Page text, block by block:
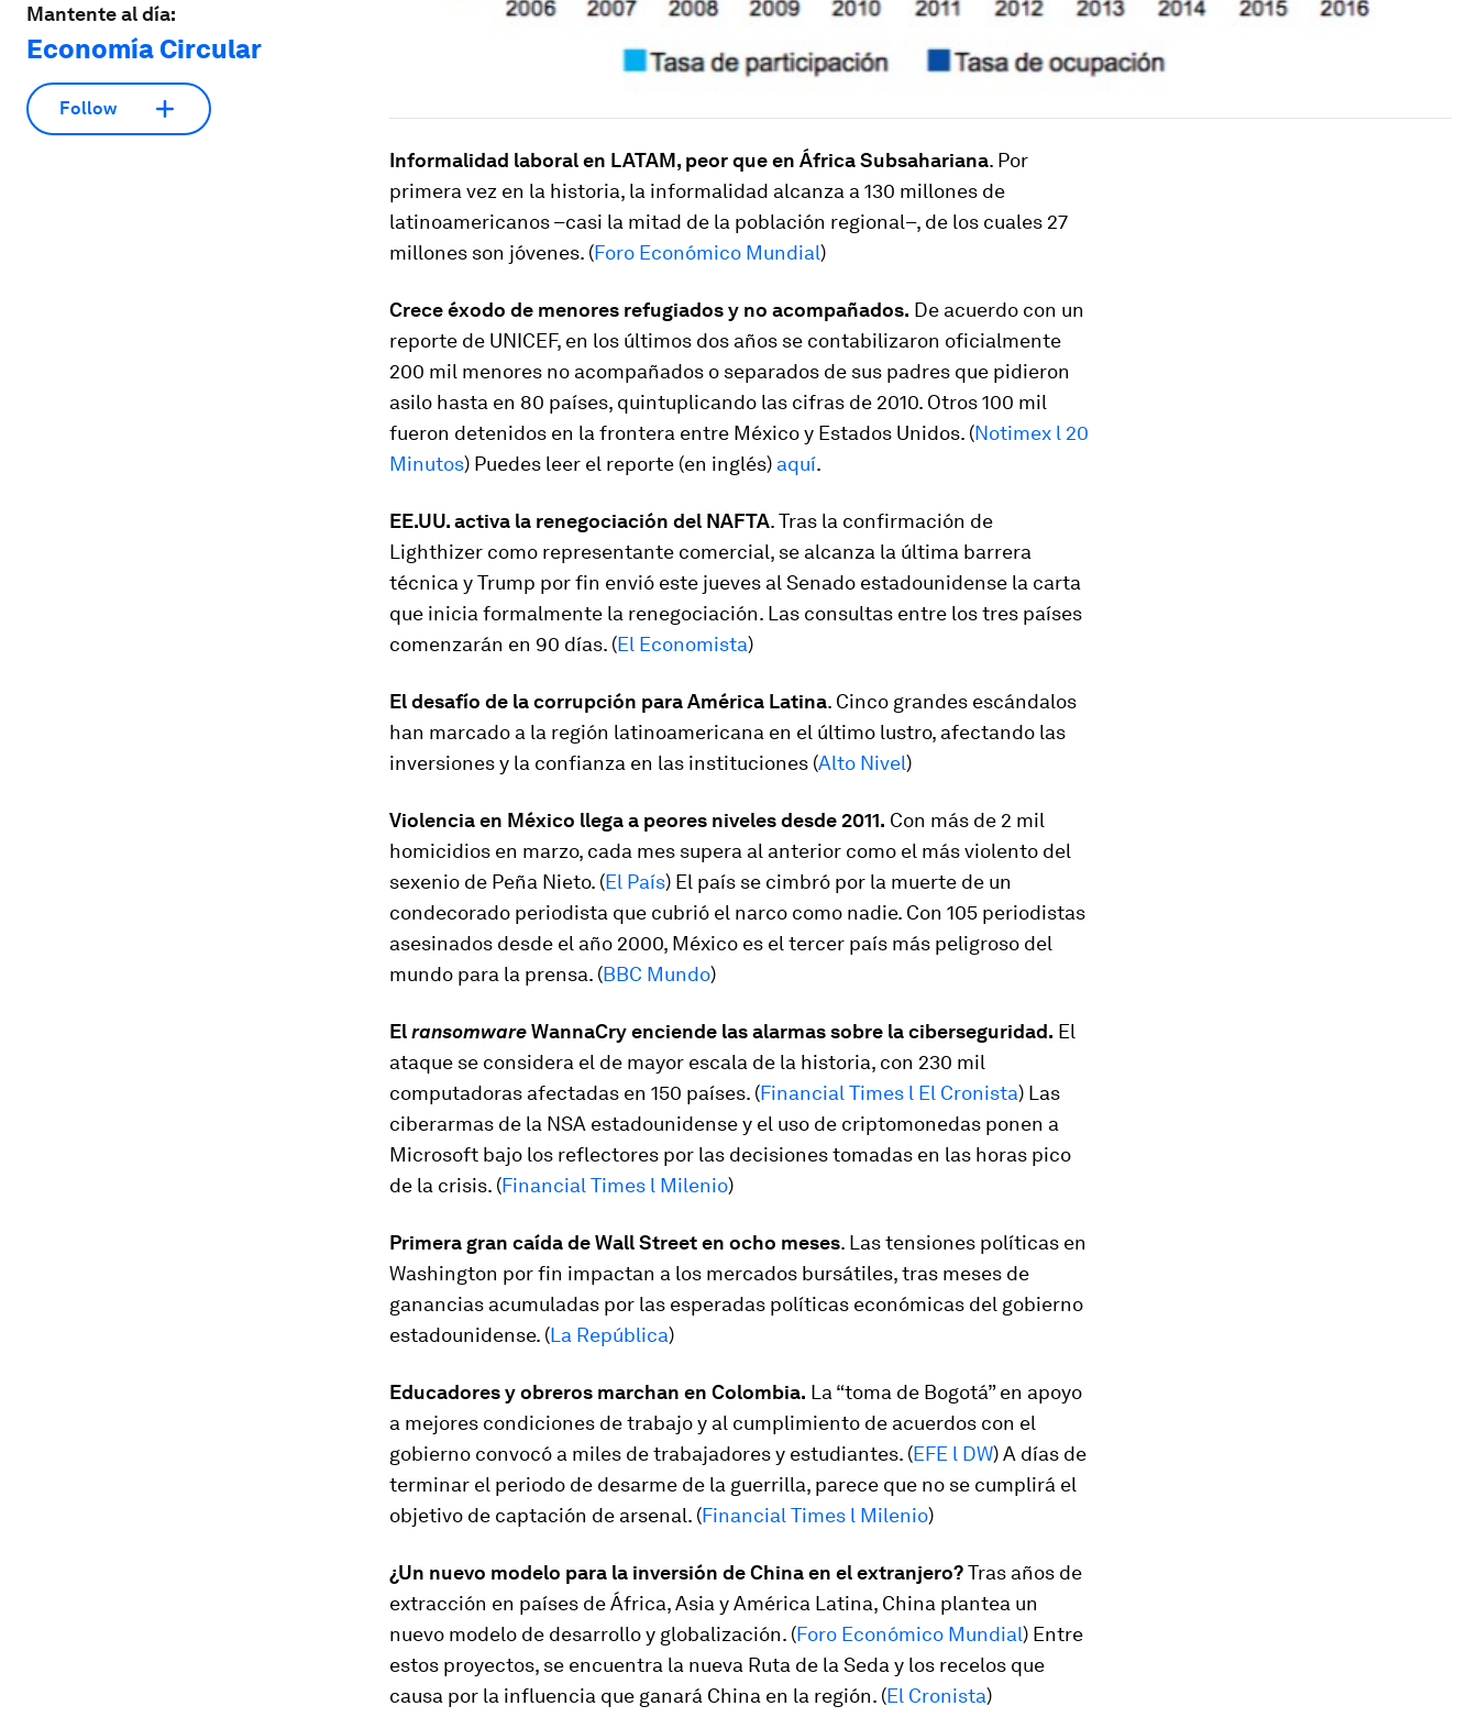
Mantente al día:
Economía Circular
Follow
Informalidad laboral en LATAM, peor que en África Subsahariana. Por
primera vez en la historia, la informalidad alcanza a 130 millones de
latinoamericanos –casi la mitad de la población regional–, de los cuales 27
millones son jóvenes. (Foro Económico Mundial)
Crece éxodo de menores refugiados y no acompañados. De acuerdo con un
reporte de UNICEF, en los últimos dos años se contabilizaron oficialmente
200 mil menores no acompañados o separados de sus padres que pidieron
asilo hasta en 80 países, quintuplicando las cifras de 2010. Otros 100 mil
fueron detenidos en la frontera entre México y Estados Unidos. (Notimex l 20
Minutos) Puedes leer el reporte (en inglés) aquí.
EE.UU. activa la renegociación del NAFTA. Tras la confirmación de
Lighthizer como representante comercial, se alcanza la última barrera
técnica y Trump por fin envió este jueves al Senado estadounidense la carta
que inicia formalmente la renegociación. Las consultas entre los tres países
comenzarán en 90 días. (El Economista)
El desafío de la corrupción para América Latina. Cinco grandes escándalos
han marcado a la región latinoamericana en el último lustro, afectando las
inversiones y la confianza en las instituciones (Alto Nivel)
Violencia en México llega a peores niveles desde 2011. Con más de 2 mil
homicidios en marzo, cada mes supera al anterior como el más violento del
sexenio de Peña Nieto. (El País) El país se cimbró por la muerte de un
condecorado periodista que cubrió el narco como nadie. Con 105 periodistas
asesinados desde el año 2000, México es el tercer país más peligroso del
mundo para la prensa. (BBC Mundo)
ElransomwareWannaCry enciende las alarmas sobre la ciberseguridad. El
ataque se considera el de mayor escala de la historia, con 230 mil
computadoras afectadas en 150 países. (Financial Times l El Cronista) Las
ciberarmas de la NSA estadounidense y el uso de criptomonedas ponen a
Microsoft bajo los reflectores por las decisiones tomadas en las horas pico
de la crisis. (Financial Times l Milenio)
Primera gran caída de Wall Street en ocho meses. Las tensiones políticas en
Washington por fin impactan a los mercados bursátiles, tras meses de
ganancias acumuladas por las esperadas políticas económicas del gobierno
estadounidense. (La República)
Educadores y obreros marchan en Colombia. La “toma de Bogotá” en apoyo
a mejores condiciones de trabajo y al cumplimiento de acuerdos con el
gobierno convocó a miles de trabajadores y estudiantes. (EFE l DW) A días de
terminar el periodo de desarme de la guerrilla, parece que no se cumplirá el
objetivo de captación de arsenal. (Financial Times l Milenio)
¿Un nuevo modelo para la inversión de China en el extranjero?Tras años de
extracción en países de África, Asia y América Latina, China plantea un
nuevo modelo de desarrollo y globalización. (Foro Económico Mundial) Entre
estos proyectos, se encuentra la nueva Ruta de la Seda y los recelos que
causa por la influencia que ganará China en la región. (El Cronista)